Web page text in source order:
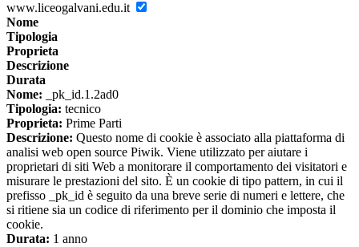
www.liceogalvani.edu.it
Nome
Tipologia
Proprieta
Descrizione
Durata
Nome: _pk_id.1.2ad0
Tipologia: tecnico
Proprieta: Prime Parti
Descrizione: Questo nome di cookie è associato alla piattaforma di
analisi web open source Piwik. Viene utilizzato per aiutare i
proprietari di siti Web a monitorare il comportamento dei visitatori e
misurare le prestazioni del sito. È un cookie di tipo pattern, in cui il
prefisso _pk_id è seguito da una breve serie di numeri e lettere, che
si ritiene sia un codice di riferimento per il dominio che imposta il
cookie.
Durata: 1 anno